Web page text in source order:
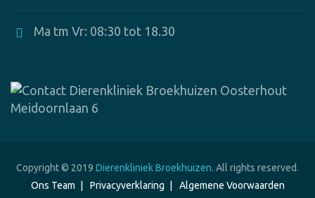
Ma tm Vr: 08:30 tot 18.30
Copyright © 2019 Dierenkliniek Broekhuizen. All rights reserved.
Ons Team
Privacyverklaring Algemene Voorwaarden